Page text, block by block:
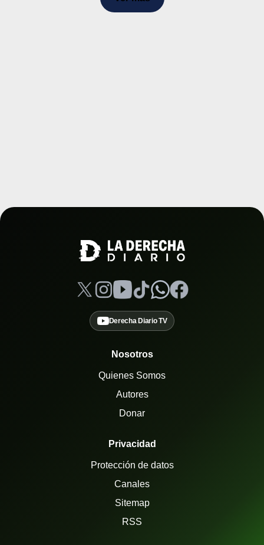
Derecha Diario TV
Nosotros
Quienes Somos
Autores
Donar
Privacidad
Protección de datos
Canales
Sitemap
RSS